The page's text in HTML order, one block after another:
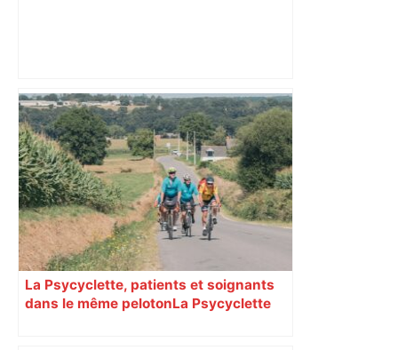
Près de Toulouse : dans cette zone
économique, un axe majeur va être
fermé en fin de soirée, voici les
déviations – Actu.fr
La Psycyclette, patients et soignants
dans le même peloton​​​​​​ La Psycyclette